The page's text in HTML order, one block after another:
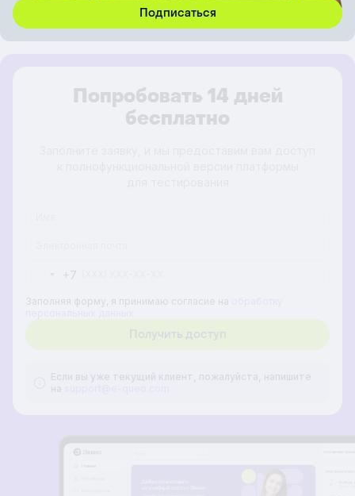
Попробовать 14 дней
бесплатно
Russia
+7
Заполняя форму, я принимаю согласие на
Если вы уже текущий клиент, пожалуйста, напишите
на